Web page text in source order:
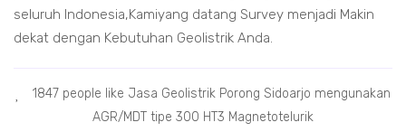
seluruh Indonesia,Kamiyang datang Survey menjadi Makin
dekat dengan Kebutuhan Geolistrik Anda.
1847 people like Jasa Geolistrik Porong Sidoarjo mengunakan
AGR/MDT tipe 300 HT3 Magnetotelurik